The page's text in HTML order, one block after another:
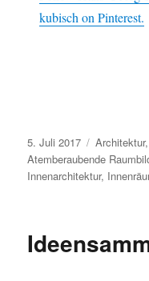
kubisch on Pinterest.
Veröffentlicht
am
5. Juli 2017 Kategorien
Architektur,
Atemberaubende
Innenarchitektur,